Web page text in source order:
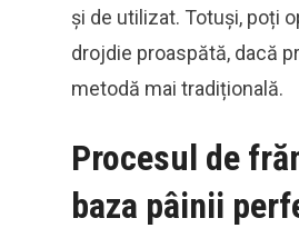
și de utilizat. Totuși, poți
drojdie proaspătă, dacă
metodă mai tradițională.
Procesul de
baza pâinii